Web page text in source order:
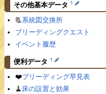
その他基本データ †
📃系統図交換所
ブリーディングクエスト
イベント履歴
便利データ †
❤️ブリーディング早見表
🧹 床の設置と効果